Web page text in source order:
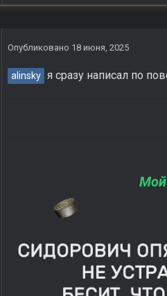
Опубликовано 18 июня, 2025
alinsky я сразу написал по